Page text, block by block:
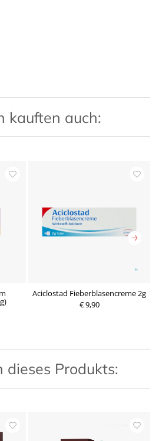
kauften auch:
Aciclostad Fieberblasencreme 2g
€ 9,90
dieses Produkts: